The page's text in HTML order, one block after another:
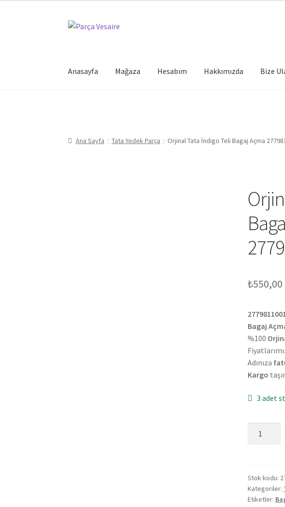
Dolaşıma
İçeriğe
Anasayfa Mağaza Hesabım Hakkımızda Bize
Ana Sayfa Tata Yedek Parça Orjinal Tata İndigo Teli Bagaj Açma
₺550,00
Bagaj
%100
Adınıza
Kargo
3 adet
Bagaj
Açma
Stok kodu:
Kategoriler:
Etiketler: